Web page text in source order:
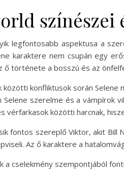
színészei
legfontosabb aspektusa a
karaktere nem csupán egy
ő története a bosszú és az
konfliktusok során
szerelme és a vámpírok
vérfarkasok közötti harcnak,
fontos szereplő Viktor, akit Bill
Az ő karaktere a
a cselekmény szempontjából